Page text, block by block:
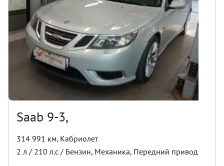
Saab 9-3,
314 991 км, Кабриолет
2 л / 210 л.с / Бензин, Механика, Передний привод